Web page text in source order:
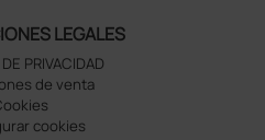
LEGALES
PRIVACIDAD
de venta
cookies